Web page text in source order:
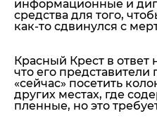
информационные и
средства для того,
как-то сдвинулся с
Красный Крест в ответ
что его представители
«сейчас» посетить
других местах, где
пленные, но это